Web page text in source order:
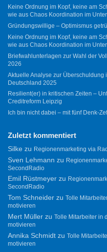
Keine Ordnung im Kopf, keine am
wie aus Chaos Koordination im
Gründungswillige – Optimismus
Keine Ordnung im Kopf, keine am
wie aus Chaos Koordination im
Briefwahlunterlagen zur Wahl der
2026
Aktuelle Analyse zur
Deutschland 2025
Resilient(er) in kritischen Zeiten –
Creditreform Leipzig
Ich bin nicht dabei – mit fünf Denk-
Zuletzt kommentiert
Silkezu Regionenmarketing via
Sven Lehmann zu
SecondRadio
Emil Rüstmeyerzu
SecondRadio
Tom Schneiderzu Tolle
motivieren
Mert Müllerzu Tolle Mitarbeiter in
motivieren
Annika Schmidtzu Tolle
motivieren